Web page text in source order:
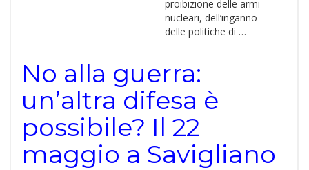
proibizione delle armi
nucleari, dell’inganno
delle politiche di …
No alla guerra:
un’altra difesa è
possibile? Il 22
maggio a Savigliano